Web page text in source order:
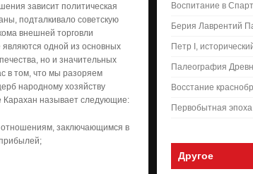
зависит политическая
подталкивало советскую
внешней торговли
одной из основных
но и значительных
в том, что мы разоряем
народному хозяйству
Карахан называет следующие:
отношениям, заключающимся в
Воспитание в
Берия Лаврентий
Петр I,
Палеография
Восстание
Первобытная
Другое